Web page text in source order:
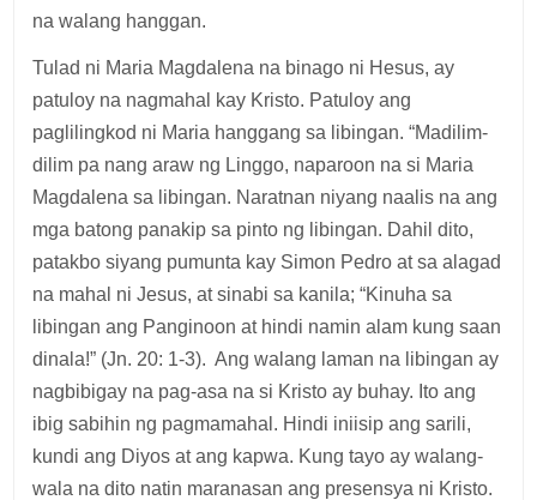
na walang hanggan.
Tulad ni Maria Magdalena na binago ni Hesus, ay
patuloy na nagmahal kay Kristo. Patuloy ang
paglilingkod ni Maria hanggang sa libingan. “Madilim-
dilim pa nang araw ng Linggo, naparoon na si Maria
Magdalena sa libingan. Naratnan niyang naalis na ang
mga batong panakip sa pinto ng libingan. Dahil dito,
patakbo siyang pumunta kay Simon Pedro at sa alagad
na mahal ni Jesus, at sinabi sa kanila; “Kinuha sa
libingan ang Panginoon at hindi namin alam kung saan
dinala!” (Jn. 20: 1-3). Ang walang laman na libingan ay
nagbibigay na pag-asa na si Kristo ay buhay. Ito ang
ibig sabihin ng pagmamahal. Hindi iniisip ang sarili,
kundi ang Diyos at ang kapwa. Kung tayo ay walang-
wala na dito natin maranasan ang presensya ni Kristo.